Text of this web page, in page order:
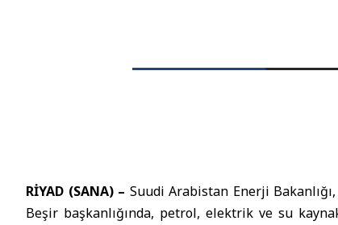
RİYAD (SANA) – Suudi Arabistan Enerji
Beşir başkanlığında, petrol, elektrik ve su